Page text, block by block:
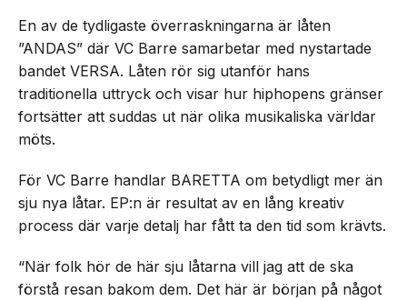
En av de tydligaste överraskningarna är låten
”ANDAS” där VC Barre samarbetar med nystartade
bandet VERSA. Låten rör sig utanför hans
traditionella uttryck och visar hur hiphopens gränser
fortsätter att suddas ut när olika musikaliska världar
möts.
För VC Barre handlar BARETTA om betydligt mer än
sju nya låtar. EP:n är resultat av en lång kreativ
process där varje detalj har fått ta den tid som krävts.
“När folk hör de här sju låtarna vill jag att de ska
förstå resan bakom dem. Det här är början på något